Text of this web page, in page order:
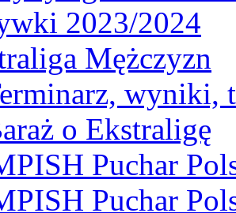
2023/2024
Mężczyzn
wyniki,
o Ekstraligę
Puchar
Puchar